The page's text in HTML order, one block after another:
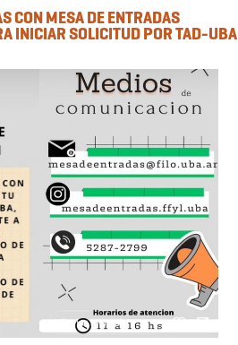
CON MESA DE ENTRADAS
INICIAR SOLICITUD POR TAD-UBA